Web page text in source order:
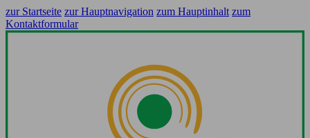
zur Startseite zur Hauptnavigation zum Hauptinhalt zum
Kontaktformular